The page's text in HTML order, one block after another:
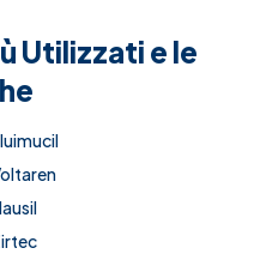
Utilizzati e le